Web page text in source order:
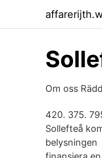
Om oss
420. 375.
Sollefteå
belysningen